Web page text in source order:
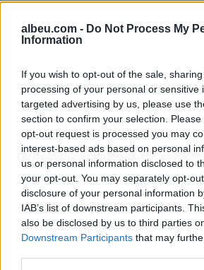
albeu.com - Do Not Process My
Information
If you wish to opt-out of the sale,
processing of your personal or sensitive
targeted advertising by us, please use
section to confirm your selection.
opt-out request is processed you may
interest-based ads based on personal
us or personal information disclosed to
your opt-out. You may separately opt-
disclosure of your personal information
IAB’s list of downstream participants.
also be disclosed by us to third parties
Downstream Participants that may
Shtuarmë11.02.2022 09:52
Tags:
edi rama , inceneratoret
Geshtenja
, PD